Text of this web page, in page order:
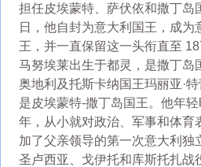
担任皮埃蒙特、萨伏依和撒丁岛
日，他自封为意大利国王，成为
王，并一直保留这一头衔直至
马努埃莱出生于都灵，是撒丁岛
奥地利及托斯卡纳国王玛丽亚·
是皮埃蒙特-撒丁岛国王。他年
年，从小就对政治、军事和体育
加了父亲领导的第一次意大利独
圣卢西亚、戈伊托和库斯托扎战